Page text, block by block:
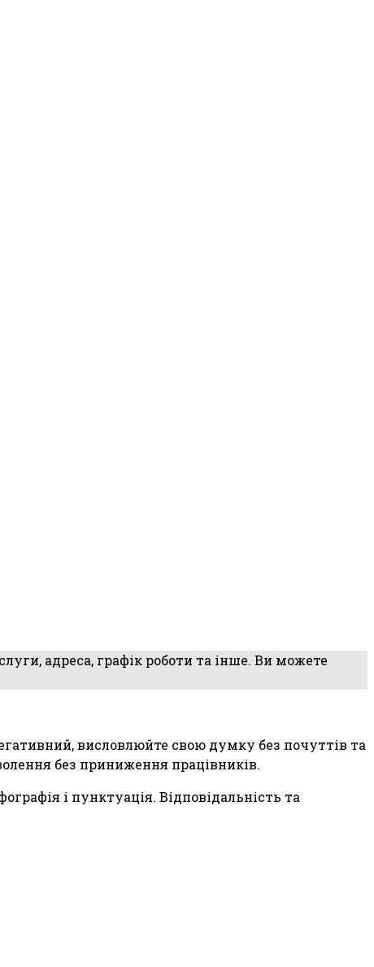
адреса, графік роботи та інше. Ви можете
висловлюйте свою думку без почуттів та
без приниження працівників.
і пунктуація. Відповідальність та